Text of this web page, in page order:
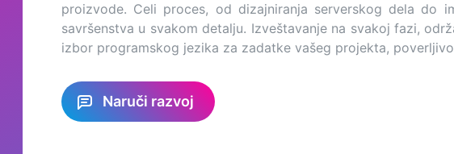
proizvode. Celi proces, od dizajniranja serverskog dela do
savršenstva u svakom detalju. Izveštavanje na svakoj fazi,
izbor programskog jezika za zadatke vašeg projekta,
Naruči razvoj